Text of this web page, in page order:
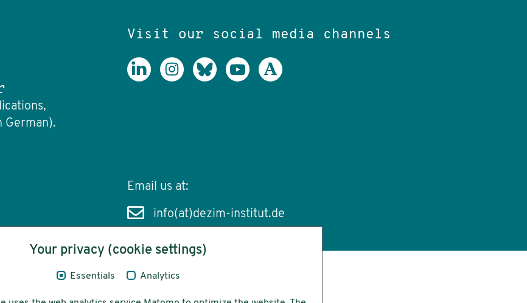
German).
Visit our social media channels
Email us at:
info(at)dezim-institut.de
Your privacy (cookie settings)
Essentials Analytics